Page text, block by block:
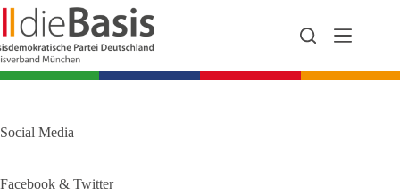
Zum
Inhalt
springen
Social Media
Facebook & Twitter